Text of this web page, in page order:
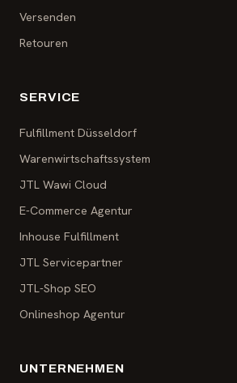
Versenden
Retouren
SERVICE
Fulfillment Düsseldorf
Warenwirtschaftssystem
JTL Wawi Cloud
E-Commerce Agentur
Inhouse Fulfillment
JTL Servicepartner
JTL-Shop SEO
Onlineshop Agentur
UNTERNEHMEN